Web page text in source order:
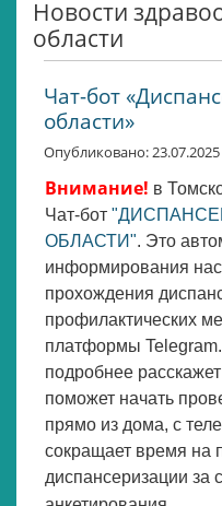
Новости
области
Чат-бот
области»
Опубликовано: 23.07.2025
Внимание! в
Чат-бот
ОБЛАСТИ". Это
информирования
прохождения
профилактических
платформы
подробнее
поможет начать
прямо из дома, с
сокращает время на
диспансеризации за